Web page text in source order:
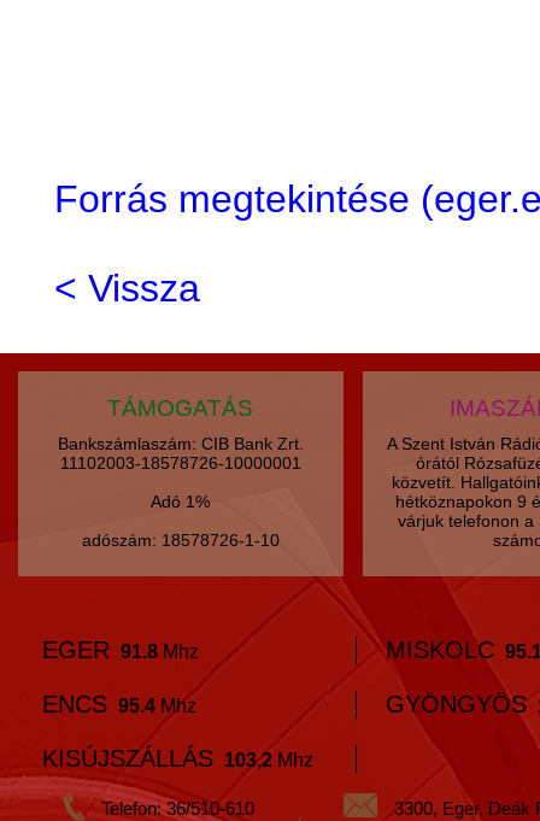
Forrás megtekintése
< Vissza
TÁMOGATÁS
Bankszámlaszám: CIB Bank Zrt.
11102003-18578726-10000001
Adó 1%
adószám: 18578726-1-10
A Szent István
órától
közvetít.
hétköznapokon 9
várjuk telefonon
EGER 91.8 Mhz MISKOLC
ENCS 95.4 Mhz GYÖNGYÖS
KISÚJSZÁLLÁS 103,2 Mhz
Telefon: 36/510-610
3300, Eger, Deák